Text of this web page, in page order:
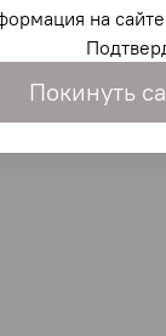
на
Покинуть